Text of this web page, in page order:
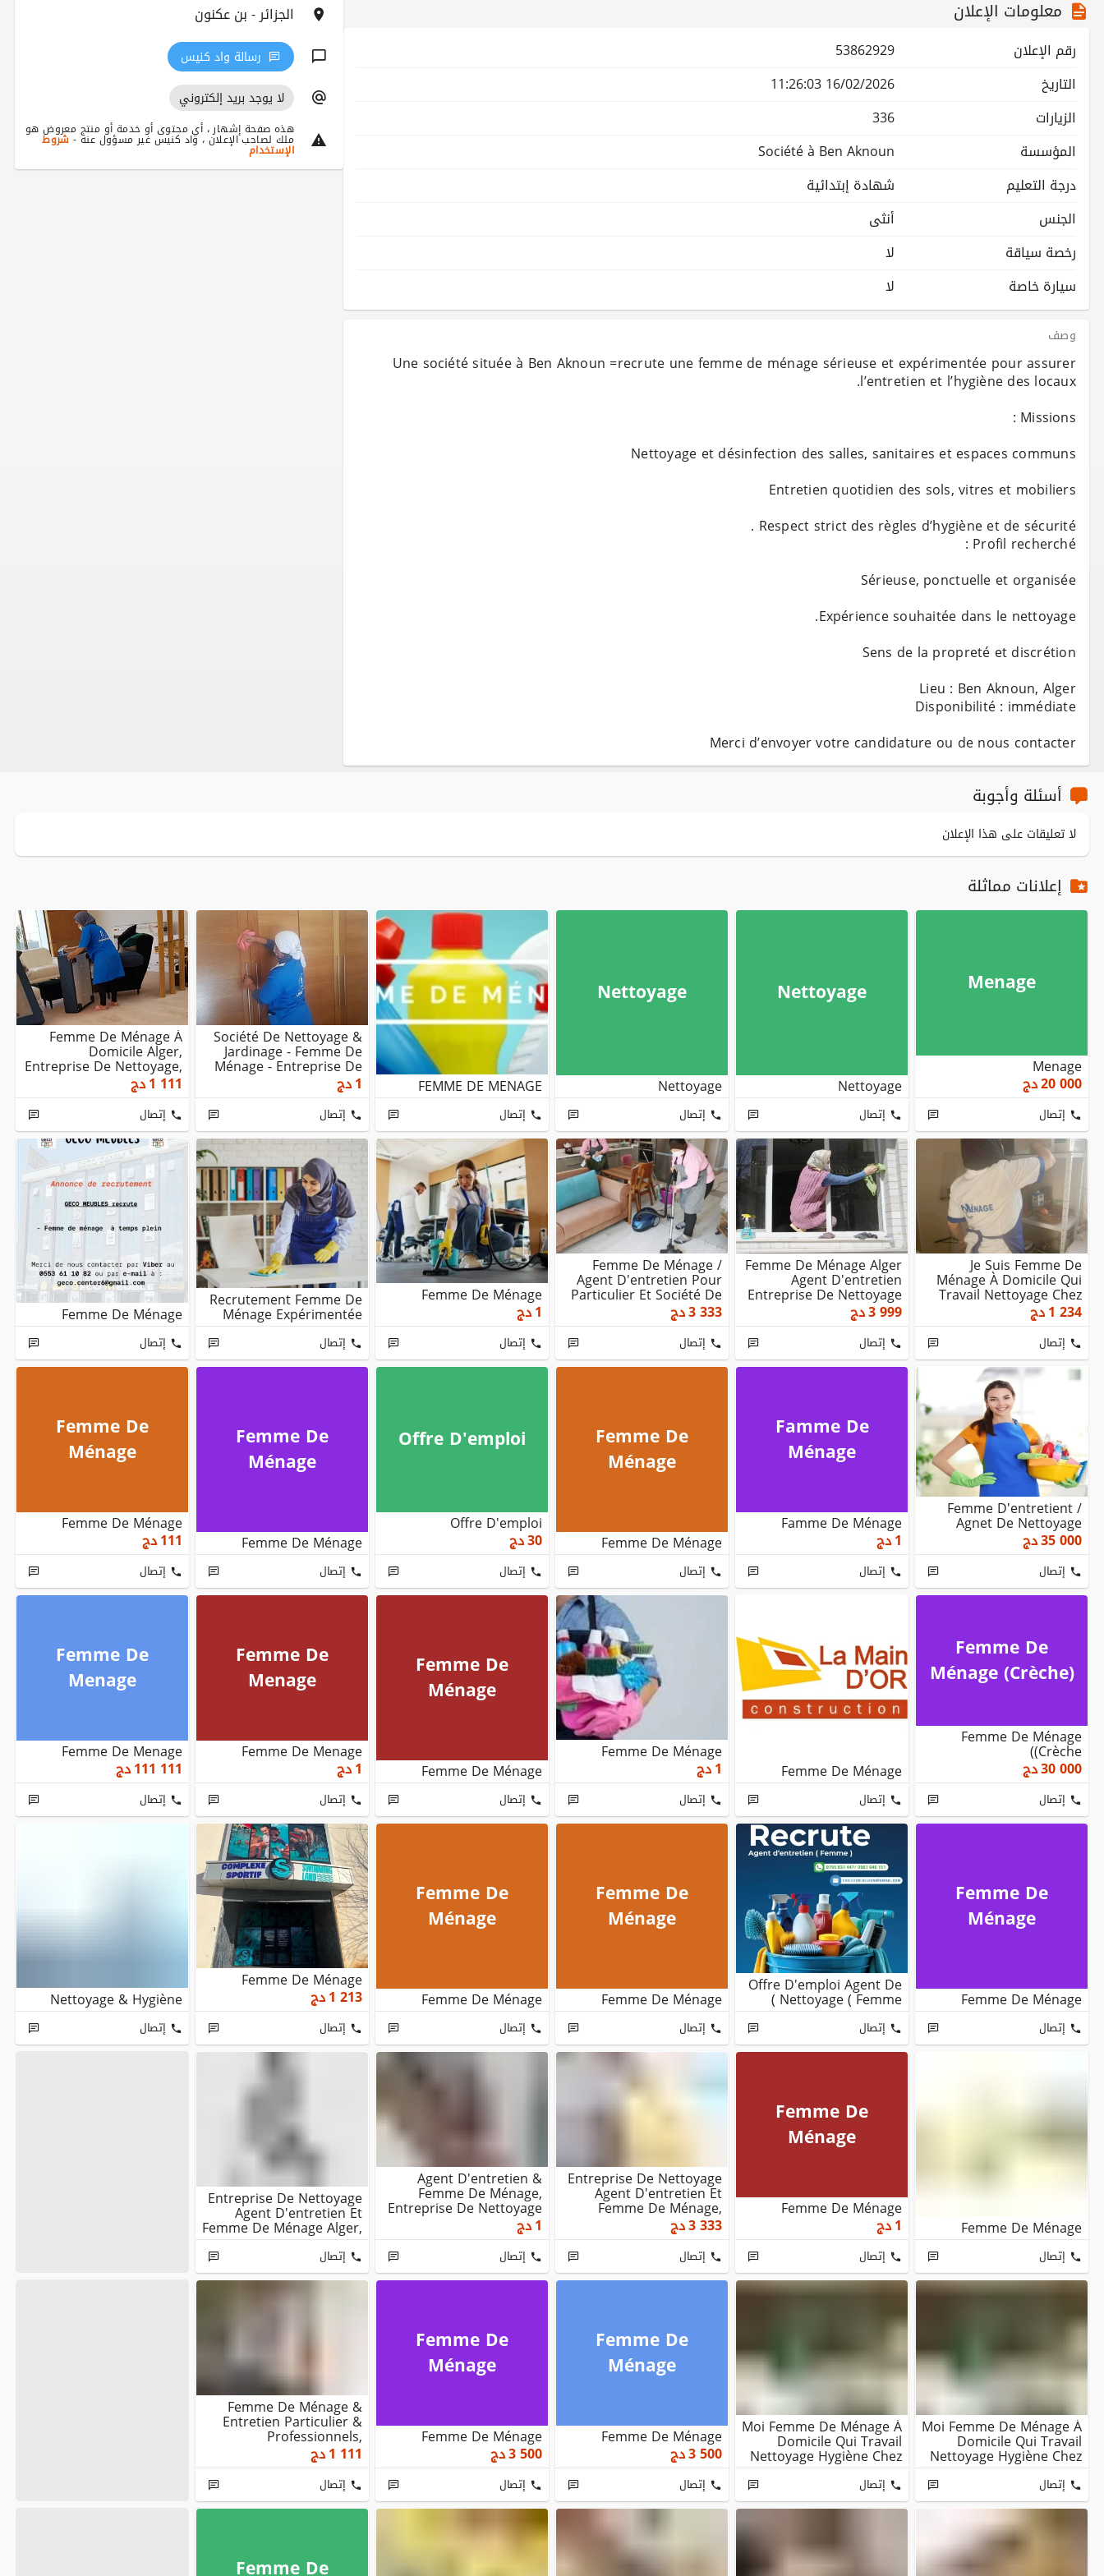
معلومات الإعلان
رقم الإعلان
53862929
التاريخ
16/02/2026 11:26:03
الزيارات
336
المؤسسة
Société à Ben Aknoun
درجة التعليم
شهادة إبتدائية
الجنس
أنثى
رخصة سياقة
لا
سيارة خاصة
لا
وصف
Une société située à Ben Aknoun =recrute une femme de ménage sérieuse et expérimentée pour assurer
Merci d’envoyer votre candidature ou de nous contacter
الجزائر - بن عكنون
رسالة واد كنيس
لا يوجد بريد إلكتروني
هذه صفحة إشهار ، أي محتوى أو خدمة أو منتج معروض هو
ملك لصاحب الإعلان ، واد كنيس غير مسؤول عنه - شروط
الإستخدام
أسئلة وأجوبة
لا تعليقات على هذا الإعلان
إعلانات مماثلة
Menage
Menage
20 000دج
إتصال
Nettoyage
Nettoyage
إتصال
Nettoyage
Nettoyage
إتصال
FEMME DE MENAGE
إتصال
Société De Nettoyage &
Jardinage - Femme De
Ménage - Entreprise De
Nettoyage - S...
1دج
إتصال
Femme De Ménage À
Domicile Alger,
Entreprise De Nettoyage,
Agent D'entretien, So...
1 111دج
إتصال
Je Suis Femme De
Ménage À Domicile Qui
Travail Nettoyage Chez
Particulier Ou Ent...
1 234دج
إتصال
Femme De Ménage Alger
Agent D'entretien
Entreprise De Nettoyage
Fin De Traveaux ...
3 999دج
إتصال
Femme De Ménage /
Agent D'entretien Pour
Particulier Et Société De
Nettoyage Fin...
3 333دج
إتصال
Femme De Ménage
1دج
إتصال
Recrutement Femme De
Ménage Expérimentée
إتصال
Femme De Ménage
إتصال
Femme D'entretient /
Agnet De Nettoyage
35 000دج
إتصال
Famme De
Ménage
Famme De Ménage
1دج
إتصال
Femme De
Ménage
Femme De Ménage
إتصال
Offre D'emploi
Offre D'emploi
30دج
إتصال
Femme De
Ménage
Femme De Ménage
إتصال
Femme De
Ménage
Femme De Ménage
111دج
إتصال
Femme De
Ménage (Crèche)
Femme De Ménage
(Crèche)
30 000دج
إتصال
Femme De Ménage
إتصال
Femme De Ménage
1دج
إتصال
Femme De
Ménage
Femme De Ménage
إتصال
Femme De
Menage
Femme De Menage
1دج
إتصال
Femme De
Menage
Femme De Menage
111 111دج
إتصال
Femme De
Ménage
Femme De Ménage
إتصال
Offre D'emploi Agent De
Nettoyage ( Femme )
إتصال
Femme De
Ménage
Femme De Ménage
إتصال
Femme De
Ménage
Femme De Ménage
إتصال
Femme De Ménage
1 213دج
إتصال
Nettoyage & Hygiène
إتصال
Femme De Ménage
إتصال
Femme De
Ménage
Femme De Ménage
1دج
إتصال
Entreprise De Nettoyage
Agent D'entretien Et
Femme De Ménage,
Société De Nettoya...
3 333دج
إتصال
Agent D'entretien &
Femme De Ménage,
Entreprise De Nettoyage
& Jardinage, Sociét...
1دج
إتصال
Entreprise De Nettoyage
Agent D'entretien Et
Femme De Ménage Alger,
Société De N...
إتصال
Moi Femme De Ménage À
Domicile Qui Travail
Nettoyage Hygiène Chez
Particulier & ...
إتصال
Moi Femme De Ménage À
Domicile Qui Travail
Nettoyage Hygiène Chez
Particulier & ...
إتصال
Femme De
Ménage
Femme De Ménage
3 500دج
إتصال
Femme De
Ménage
Femme De Ménage
3 500دج
إتصال
Femme De Ménage &
Entretien Particulier &
Professionnels,
Entreprise De Nettoyag...
1 111دج
إتصال
Femme De